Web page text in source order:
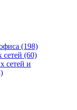
(198)
сетей (60)
сетей и